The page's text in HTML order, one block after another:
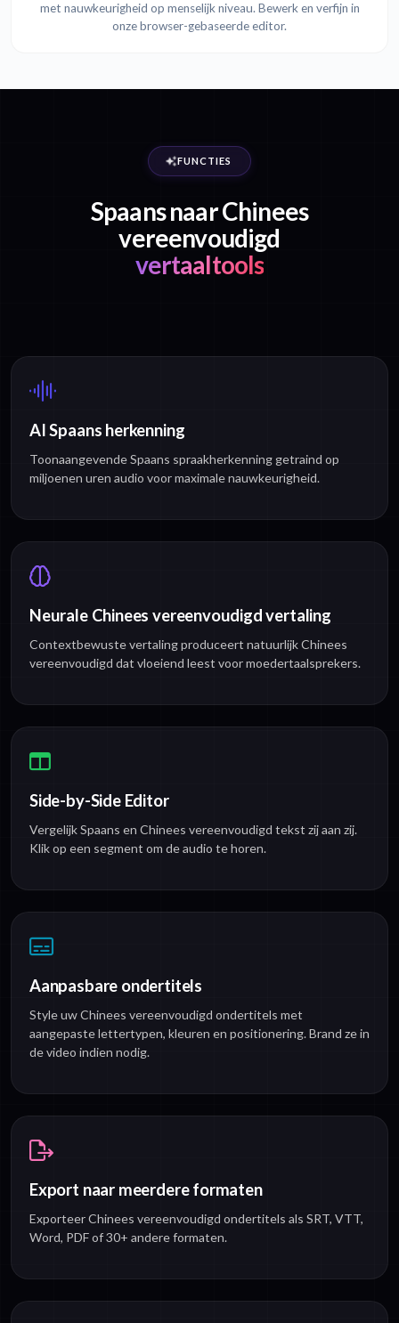
met nauwkeurigheid op menselijk niveau. Bewerk en verfijn in
onze browser-gebaseerde editor.
FUNCTIES
Spaans naar Chinees
vereenvoudigd
vertaaltools
AI Spaans herkenning
Toonaangevende Spaans spraakherkenning getraind op
miljoenen uren audio voor maximale nauwkeurigheid.
Neurale Chinees vereenvoudigd vertaling
Contextbewuste vertaling produceert natuurlijk Chinees
vereenvoudigd dat vloeiend leest voor moedertaalsprekers.
Side-by-Side Editor
Vergelijk Spaans en Chinees vereenvoudigd tekst zij aan zij.
Klik op een segment om de audio te horen.
Aanpasbare ondertitels
Style uw Chinees vereenvoudigd ondertitels met
aangepaste lettertypen, kleuren en positionering. Brand ze in
de video indien nodig.
Export naar meerdere formaten
Exporteer Chinees vereenvoudigd ondertitels als SRT, VTT,
Word, PDF of 30+ andere formaten.